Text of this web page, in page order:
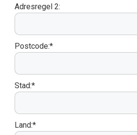
Adresregel 2:
Postcode:*
Stad:*
Land:*